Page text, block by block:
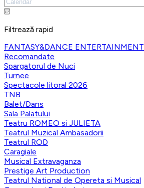
Filtrează rapid
FANTASY&DANCE ENTERTAINMENT
Recomandate
Spargatorul de Nuci
Turnee
Spectacole litoral 2026
TNB
Balet/Dans
Sala Palatului
Teatru ROMEO si JULIETA
Teatrul Muzical Ambasadorii
Teatrul ROD
Caragiale
Musical Extravaganza
Prestige Art Production
Teatrul National de Opereta si Musical